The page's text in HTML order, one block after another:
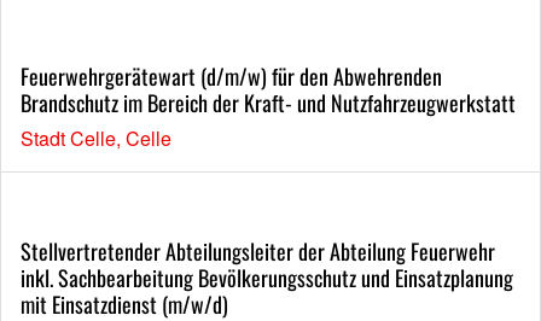
Feuerwehrgerätewart (d/m/w) für den Abwehrenden
Brandschutz im Bereich der Kraft- und Nutzfahrzeugwerkstatt
Stadt Celle, Celle
Stellvertretender Abteilungsleiter der Abteilung Feuerwehr
inkl. Sachbearbeitung Bevölkerungsschutz und Einsatzplanung
mit Einsatzdienst (m/w/d)